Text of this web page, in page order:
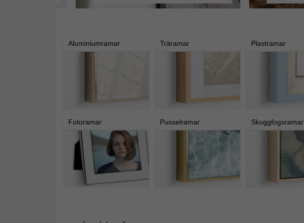
Aluminiumramar Träramar Plastramar
Fotoramar Pusselramar Skuggfogsramar